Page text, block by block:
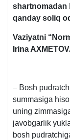
shartnomadan
qanday soliq
Vaziyatni
Irina
– Bosh
summasiga
uning
javobgarlik
bosh